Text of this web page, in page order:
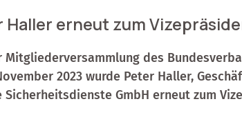
Haller erneut zum
Mitgliederversammlung des
2023 wurde Peter Haller,
Sicherheitsdienste GmbH erneut zum